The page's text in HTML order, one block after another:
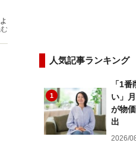
人気記事ランキング
1
「1
い」
が物
出
2026/